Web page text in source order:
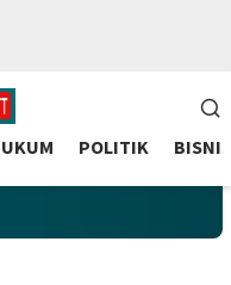
POLITIK BISNIS